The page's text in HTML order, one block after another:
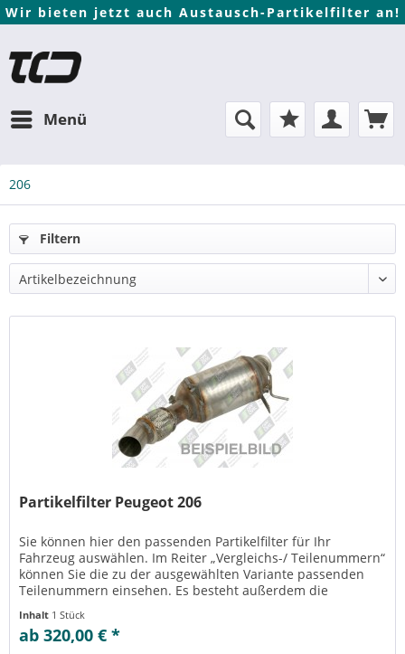
Wir bieten jetzt auch Austausch-Partikelfilter an!
Menü
206
Filtern
Partikelfilter Peugeot 206
Sie können hier den passenden Partikelfilter für Ihr
Fahrzeug auswählen. Im Reiter „Vergleichs-/ Teilenummern“
können Sie die zu der ausgewählten Variante passenden
Teilenummern einsehen. Es besteht außerdem die
Inhalt 1 Stück
ab 320,00 € *